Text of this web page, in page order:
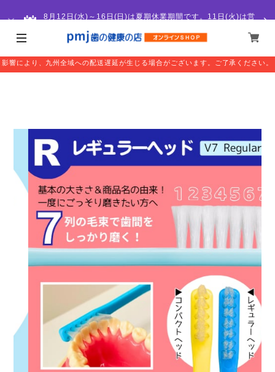
8月12日(水)～16日(日)は夏期休業期間です。11日(火)は営
影響により、九州全域への配送遅延が生じる場合がございます。ご了承ください。